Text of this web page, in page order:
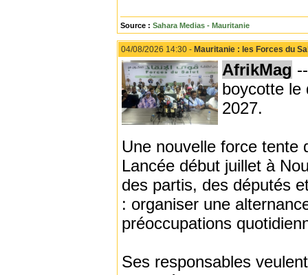
Source : Sahara Medias - Mauritanie
04/08/2026 14:30 - Mauritanie : les Forces du
AfrikMag
boycotte le
2027.
Une nouvelle force tente
Lancée début juillet à
des partis, des députés
: organiser une
préoccupations
Ses responsables